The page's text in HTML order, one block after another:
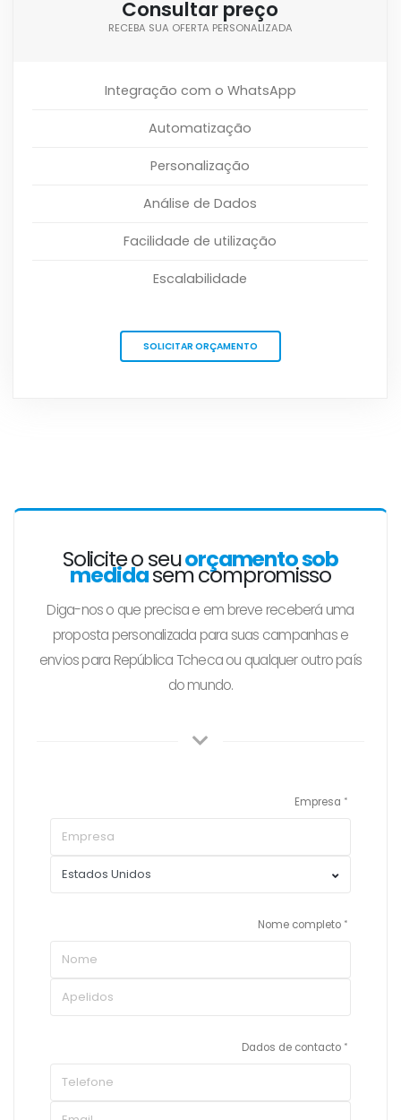
Consultar preço
RECEBA SUA OFERTA PERSONALIZADA
Integração com o WhatsApp
Automatização
Personalização
Análise de Dados
Facilidade de utilização
Escalabilidade
SOLICITAR ORÇAMENTO
Solicite o seuorçamento sob
medidasem compromisso
Diga-nos o que precisa e em breve receberá uma
proposta personalizada para suas campanhas e
envios para República Tcheca ou qualquer outro país
do mundo.
Empresa
Nome completo
Dados de contacto